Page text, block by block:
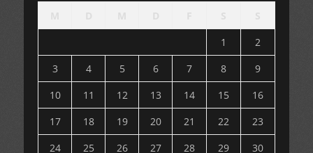
1
2
3
4 5 6 7 8
9
10
11 12 13 14 15
16
17
18 19 20 21 22
23
24
25 26 27 28 29 30